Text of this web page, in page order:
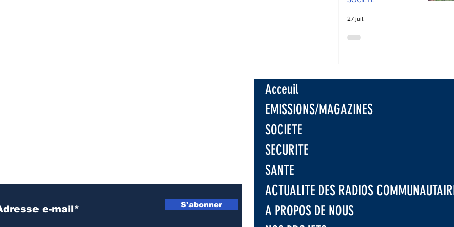
27 juil.
S'abonner
Acceuil
EMISSIONS/MAGAZINES
SOCIETE
SECURITE
SANTE
ACTUALITE DES RADIOS
A PROPOS DE NOUS